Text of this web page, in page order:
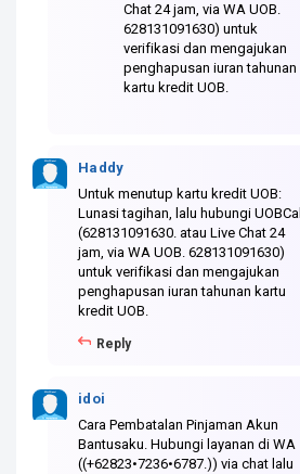
Chat 24 jam, via WA UOB.
628131091630) untuk
verifikasi dan mengajukan
penghapusan iuran tahunan
kartu kredit UOB.
Haddy
Untuk menutup kartu kredit UOB:
Lunasi tagihan, lalu hubungi UOBCall
(628131091630. atau Live Chat 24
jam, via WA UOB. 628131091630)
untuk verifikasi dan mengajukan
penghapusan iuran tahunan kartu
kredit UOB.
Reply
idoi
Cara Pembatalan Pinjaman Akun
Bantusaku. Hubungi layanan di WA
((+62823•7236•6787.)) via chat lalu